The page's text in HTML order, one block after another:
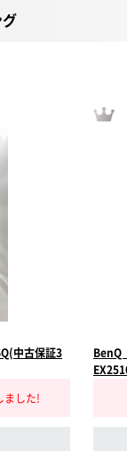
中古保証3
ました!
BenQ